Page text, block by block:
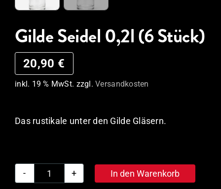
Gilde Seidel 0,2l (6 Stück)
20,90 €
inkl. 19 % MwSt. zzgl.Versandkosten
Das rustikale unter den Gilde Gläsern.
Gilde
In den Warenkorb